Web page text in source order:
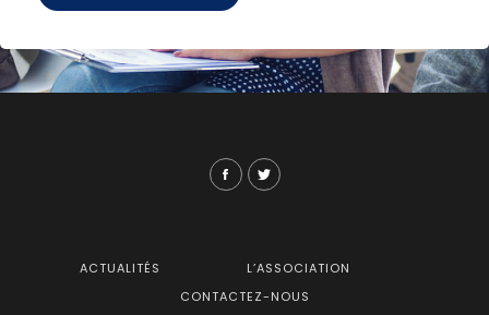
ACTUALITÉS
L’ASSOCIATION
CONTACTEZ-NOUS